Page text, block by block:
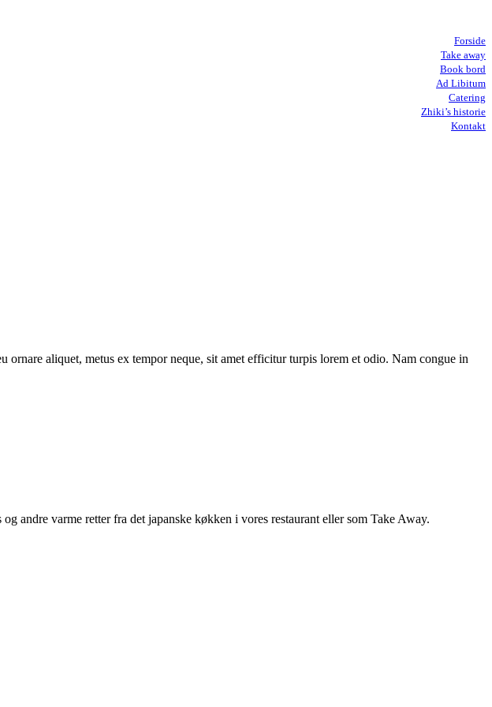
Forside
Take away
Book bord
Ad Libitum
Catering
Zhiki’s historie
Kontakt
aliquet, metus ex tempor neque, sit amet efficitur turpis lorem et odio. Nam congue in
andre varme retter fra det japanske køkken i vores restaurant eller som Take Away.